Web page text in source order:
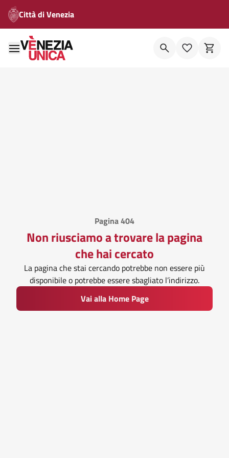
Città di Venezia
Pagina 404
Non riusciamo a trovare la pagina
che hai cercato
La pagina che stai cercando potrebbe non essere più
disponibile o potrebbe essere sbagliato l’indirizzo.
Vai alla Home Page